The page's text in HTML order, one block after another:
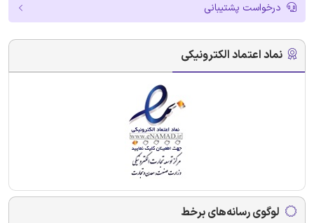
درخواست پشتیبانی
نماد اعتماد الکترونیکی
لوگوی رسانه‌های برخط